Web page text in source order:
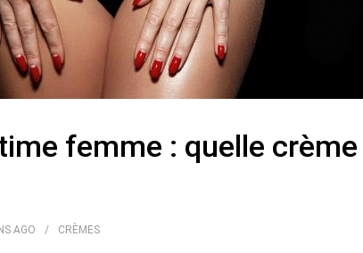
femme : quelle
AGO CRÈMES